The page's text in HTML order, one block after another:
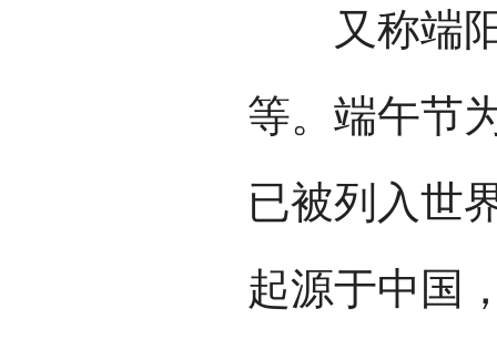
又称端阳
等。端午节
已被列入世
起源于中国